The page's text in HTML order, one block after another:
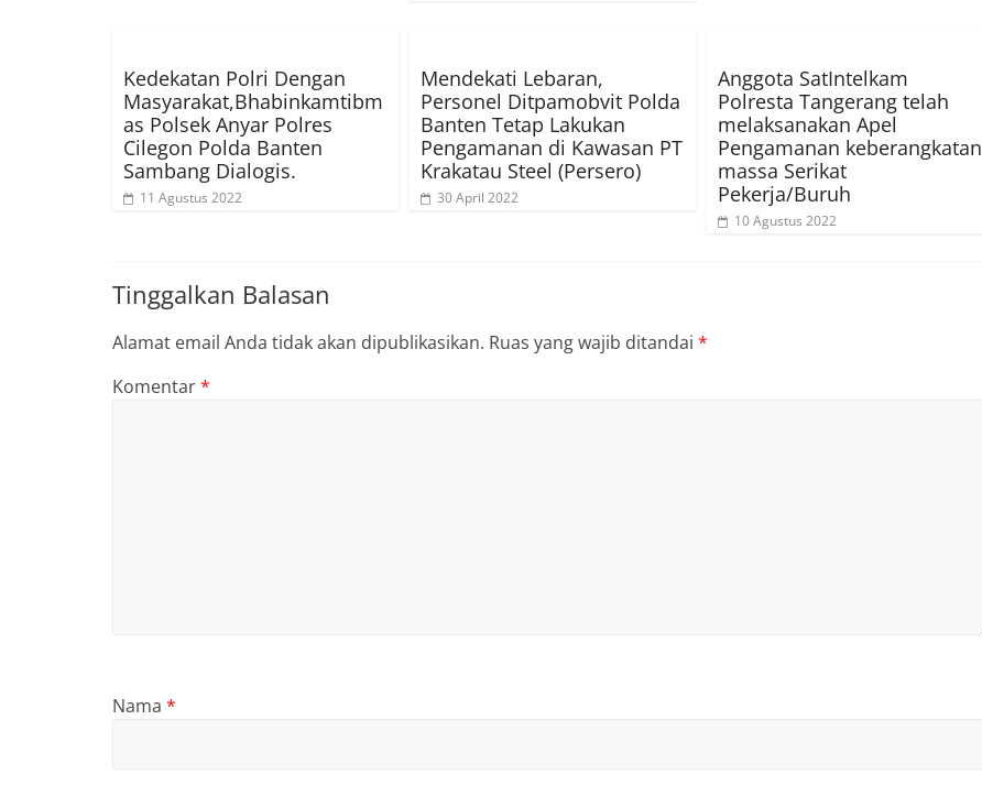
Kedekatan Polri Dengan
Masyarakat,Bhabinkamtibm
as Polsek Anyar Polres
Cilegon Polda Banten
Sambang Dialogis.
11 Agustus 2022
Mendekati Lebaran,
Personel Ditpamobvit Polda
Banten Tetap Lakukan
Pengamanan di Kawasan PT
Krakatau Steel (Persero)
30 April 2022
Anggota SatIntelkam
Polresta Tangerang telah
melaksanakan Apel
Pengamanan keberangkatan
massa Serikat
Pekerja/Buruh
10 Agustus 2022
Tinggalkan Balasan
Alamat email Anda tidak akan dipublikasikan. Ruas yang wajib ditandai *
Komentar*
Nama *